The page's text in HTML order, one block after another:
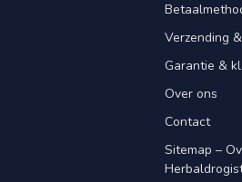
Verzending
Garantie &
Over ons
Contact
Sitemap –